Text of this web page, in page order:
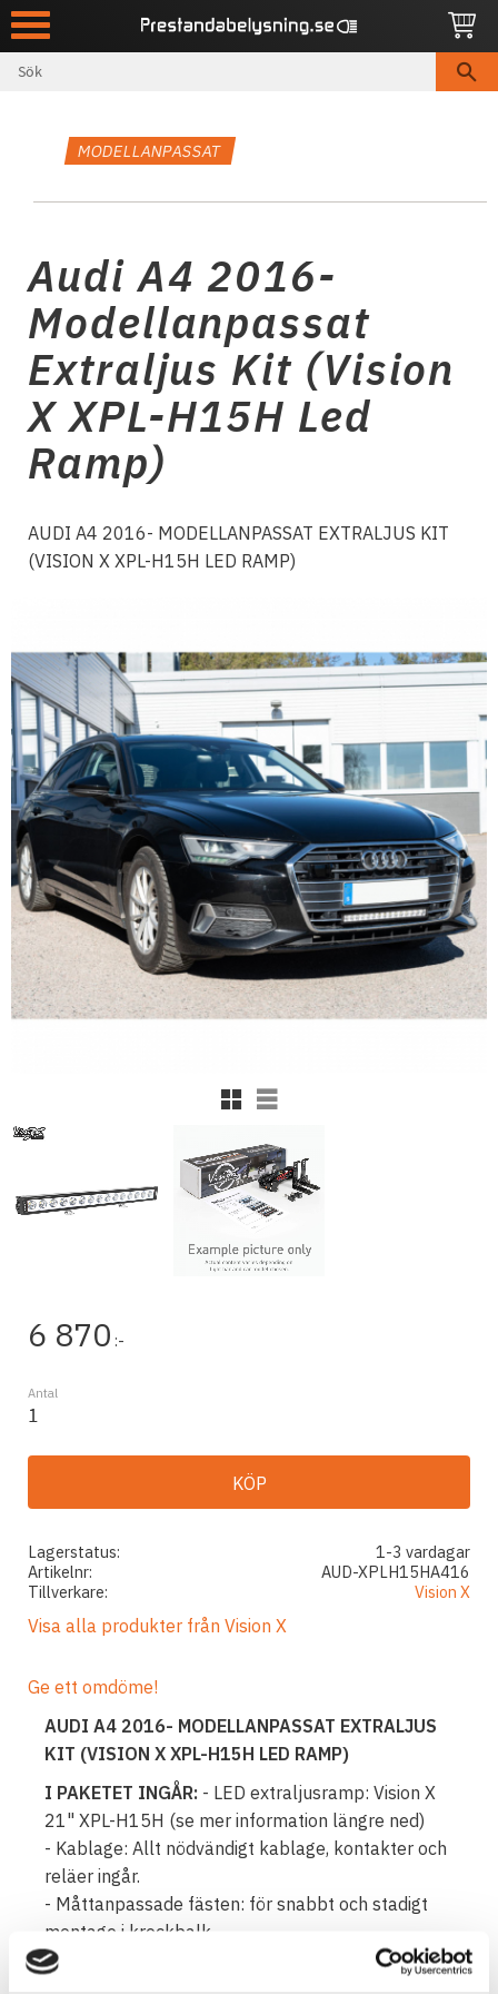
Meny
MODELLANPASSAT
Audi A4 2016-
Modellanpassat
Extraljus Kit (Vision
X XPL-H15H Led
Ramp)
AUDI A4 2016- MODELLANPASSAT EXTRALJUS KIT
(VISION X XPL-H15H LED RAMP)
Rutnätsvy
Listvy
6 870 :-
Antal
KÖP
Lagerstatus
1-3 vardagar
Artikelnr
AUD-XPLH15HA416
Tillverkare
Vision X
Visa alla produkter från Vision X
Ge ett omdöme!
AUDI A4 2016- MODELLANPASSAT EXTRALJUS
KIT (VISION X XPL-H15H LED RAMP)
I PAKETET INGÅR: - LED extraljusramp: Vision X
21" XPL-H15H (se mer information längre ned)
- Kablage: Allt nödvändigt kablage, kontakter och
reläer ingår.
- Måttanpassade fästen: för snabbt och stadigt
montage i krockbalk
- Monteringsanvisning